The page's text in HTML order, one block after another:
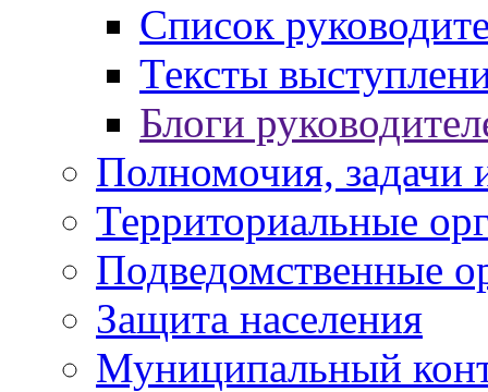
Список
Тексты
Блоги
Полномочия, задачи
Территориальные
Подведомственные
Защита населения
Муниципальный